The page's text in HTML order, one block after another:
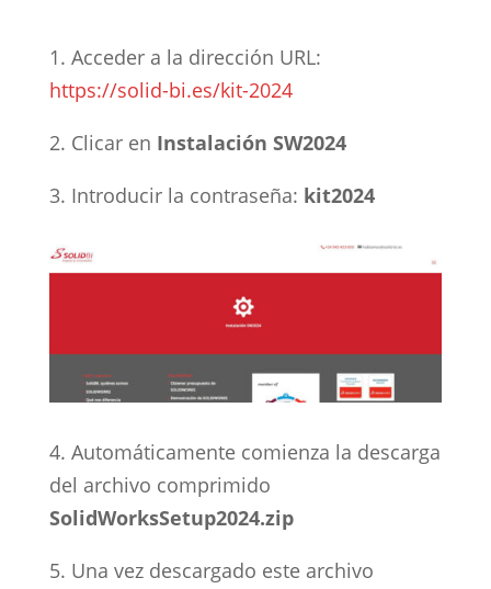
1. Acceder a la dirección URL:
https://solid-bi.es/kit-2024
2. Clicar en Instalación SW2024
3. Introducir la contraseña: kit2024
4. Automáticamente comienza la descarga
del archivo comprimido
SolidWorksSetup2024.zip
5. Una vez descargado este archivo